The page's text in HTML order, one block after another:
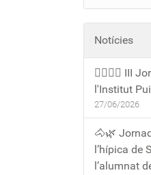
Notícies
🏃‍♀️🏃‍♂️ III
l'Institut
27/06/2026
🐴🌿
l’hípica de
l’alumnat